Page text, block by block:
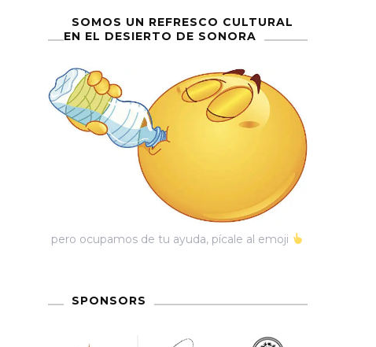
SOMOS UN REFRESCO CULTURAL
EN EL DESIERTO DE SONORA
pero ocupamos de tu ayuda, pícale al emoji
SPONSORS